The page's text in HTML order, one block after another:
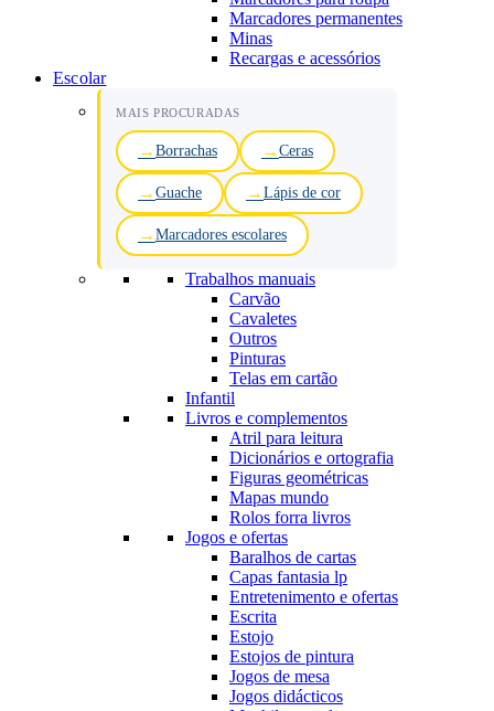
Marcadores permanentes
Minas
Recargas e acessórios
Escolar
MAIS PROCURADAS
Borrachas Ceras
Guache Lápis de cor
Marcadores escolares
Trabalhos manuais
Carvão
Cavaletes
Outros
Pinturas
Telas em cartão
Infantil
Livros e complementos
Atril para leitura
Dicionários e ortografia
Figuras geométricas
Mapas mundo
Rolos forra livros
Jogos e ofertas
Baralhos de cartas
Capas fantasia lp
Entretenimento e ofertas
Escrita
Estojo
Estojos de pintura
Jogos de mesa
Jogos didácticos